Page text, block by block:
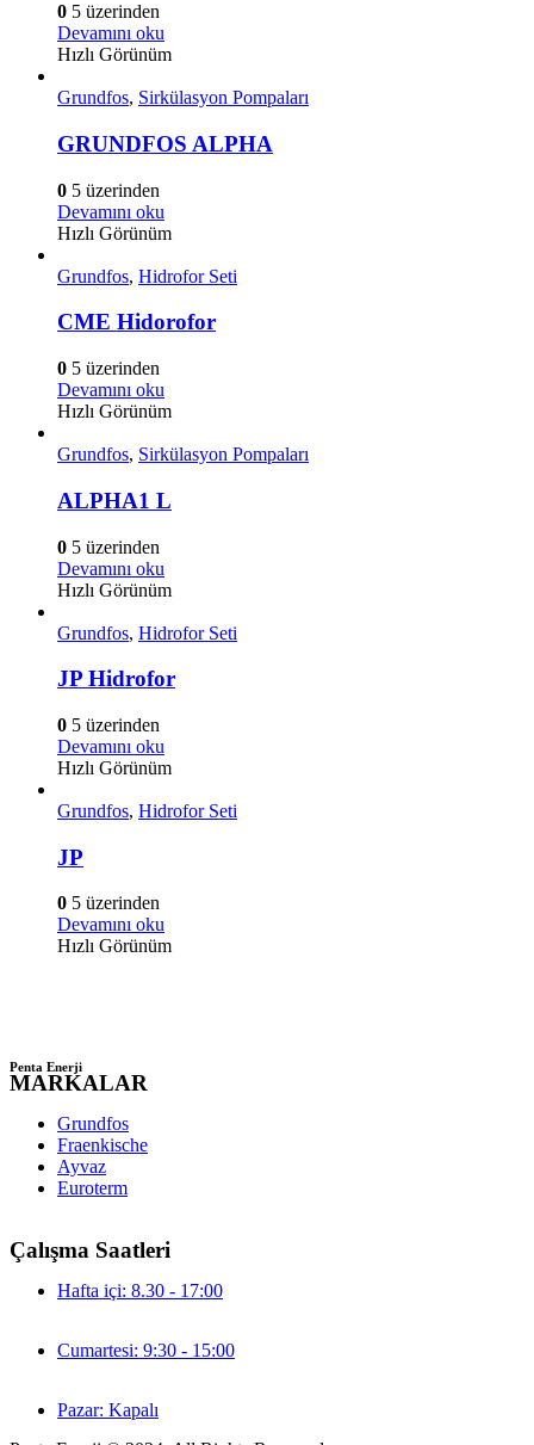
0 5 üzerinden
Devamını oku
Hızlı Görünüm
Grundfos, Sirkülasyon Pompaları
GRUNDFOS ALPHA
0 5 üzerinden
Devamını oku
Hızlı Görünüm
Grundfos, Hidrofor Seti
CME Hidorofor
0 5 üzerinden
Devamını oku
Hızlı Görünüm
Grundfos, Sirkülasyon Pompaları
ALPHA1 L
0 5 üzerinden
Devamını oku
Hızlı Görünüm
Grundfos, Hidrofor Seti
JP Hidrofor
0 5 üzerinden
Devamını oku
Hızlı Görünüm
Grundfos, Hidrofor Seti
JP
0 5 üzerinden
Devamını oku
Hızlı Görünüm
Penta Enerji
MARKALAR
Grundfos
Fraenkische
Ayvaz
Euroterm
Çalışma Saatleri
Hafta içi: 8.30 - 17:00
Cumartesi: 9:30 - 15:00
Pazar: Kapalı